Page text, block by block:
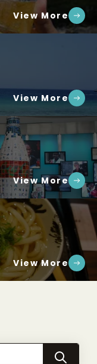
View More
View More
View More
View More